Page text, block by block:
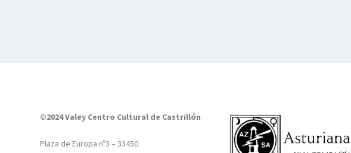
©2024 Valey Centro Cultural de Castrillón
Plaza de Europa nº3 – 33450